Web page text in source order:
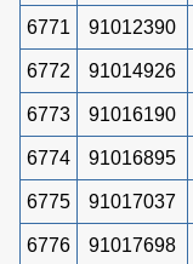
6771 91012390
6772 91014926
6773 91016190
6774 91016895
6775 91017037
6776 91017698